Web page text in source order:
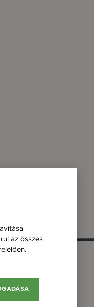
az összes